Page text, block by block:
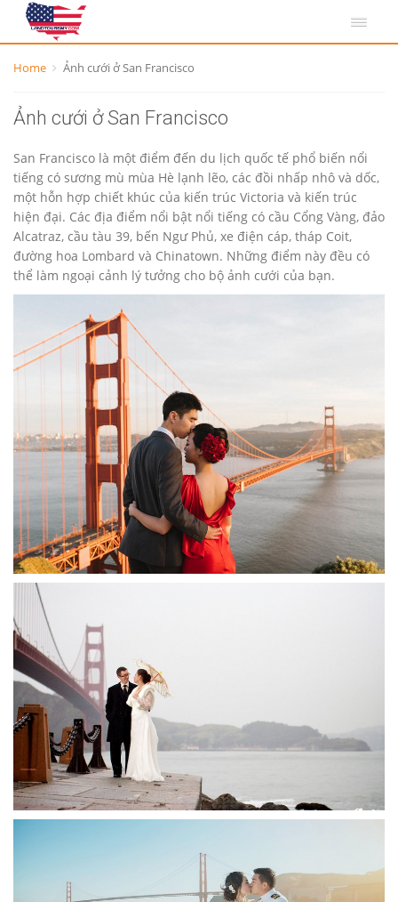
Home Ảnh cưới ở San Francisco
Ảnh cưới ở San Francisco
San Francisco là một điểm đến du lịch quốc tế phổ biến nổi
tiếng có sương mù mùa Hè lạnh lẽo, các đồi nhấp nhô và dốc,
một hỗn hợp chiết khúc của kiến trúc Victoria và kiến trúc
hiện đại. Các địa điểm nổi bật nổi tiếng có cầu Cổng Vàng, đảo
Alcatraz, cầu tàu 39, bến Ngư Phủ, xe điện cáp, tháp Coit,
đường hoa Lombard và Chinatown. Những điểm này đều có
thể làm ngoại cảnh lý tưởng cho bộ ảnh cưới của bạn.